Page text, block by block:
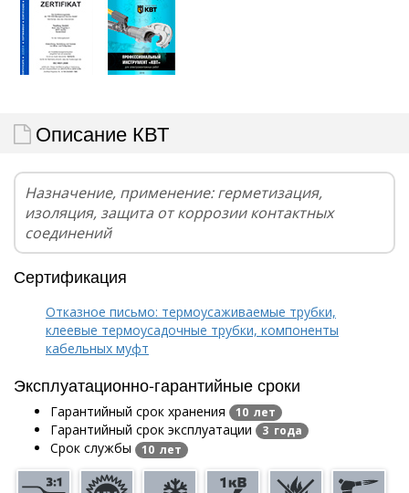
Описание КВТ
Назначение, применение: герметизация,
изоляция, защита от коррозии контактных
соединений
Сертификация
Отказное письмо: термоусаживаемые трубки,
клеевые термоусадочные трубки, компоненты
кабельных муфт
Эксплуатационно-гарантийные сроки
Гарантийный срок хранения 10 лет
Гарантийный срок эксплуатации 3 года
Срок службы 10 лет